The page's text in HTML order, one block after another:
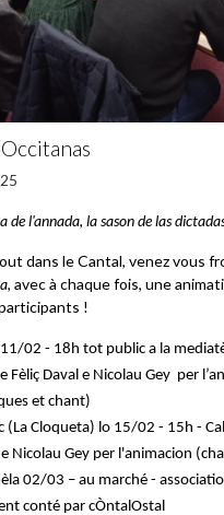
de l'annada, la sason de las
dans le Cantal, venez vous
, avec à chaque fois, une
!
02 - 18h tot public a la
Fèliç Daval e Nicolau Gey per
et chant)
(La Cloqueta) lo 15/02 - 15h -
e Nicolau Gey per l'animacion
02/03 – au marché -
conté par cÒntalOstal